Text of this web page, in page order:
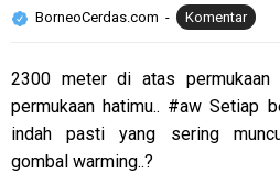
BorneoCerdas.com Komentar
2300 meter di atas
permukaan hatimu.. #aw Setiap
indah pasti yang sering
gombal warming..?